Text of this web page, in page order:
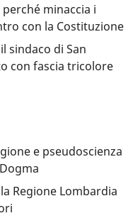
minaccia i
con la Costituzione
sindaco di San
con fascia tricolore
e pseudoscienza
Regione Lombardia